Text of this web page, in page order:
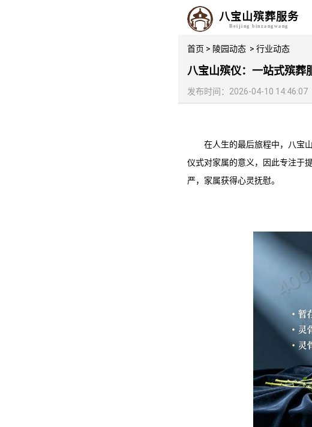
八宝山殡葬服务
Beijing binzangwang
首页 > 陵园动态 > 行业动态
八宝山殡仪：一站式殡葬
发布时间：2026-04-10 14:46:07
在人生的最后旅程中， 八宝
仪式对家属的意义，因此专注于
严，家属获得心灵抚慰。